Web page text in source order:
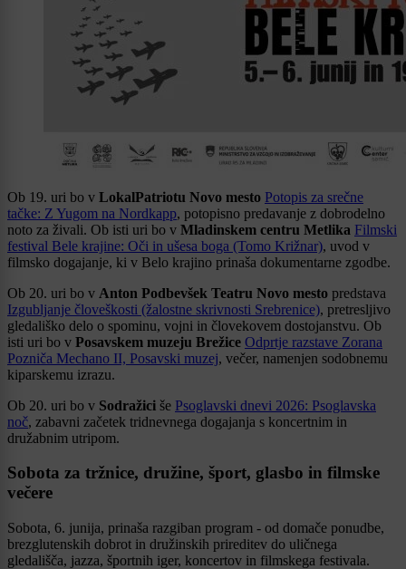
Ob 19. uri bo v LokalPatriotu Novo mesto Potopis za srečne
tačke: Z Yugom na Nordkapp, potopisno predavanje z dobrodelno
noto za živali. Ob isti uri bo v Mladinskem centru Metlika Filmski
festival Bele krajine: Oči in ušesa boga (Tomo Križnar), uvod v
filmsko dogajanje, ki v Belo krajino prinaša dokumentarne zgodbe.
Ob 20. uri bo v Anton Podbevšek Teatru Novo mesto predstava
Izgubljanje človeškosti (žalostne skrivnosti Srebrenice), pretresljivo
gledališko delo o spominu, vojni in človekovem dostojanstvu. Ob
isti uri bo v Posavskem muzeju Brežice Odprtje razstave Zorana
Pozniča Mechano II, Posavski muzej, večer, namenjen sodobnemu
kiparskemu izrazu.
Ob 20. uri bo v Sodražici še Psoglavski dnevi 2026: Psoglavska
noč, zabavni začetek tridnevnega dogajanja s koncertnim in
družabnim utripom.
Sobota za tržnice, družine, šport, glasbo in filmske
večere
Sobota, 6. junija, prinaša razgiban program - od domače ponudbe,
brezglutenskih dobrot in družinskih prireditev do uličnega
gledališča, jazza, športnih iger, koncertov in filmskega festivala.